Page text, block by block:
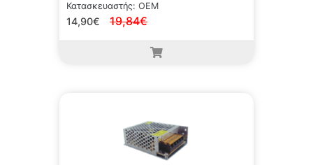
Κατασκευαστής: OEM
14,90€ 19,84€